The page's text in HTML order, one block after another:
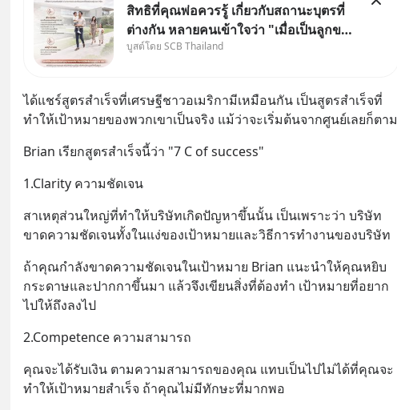
สิทธิที่คุณพ่อควรรู้ เกี่ยวกับสถานะบุตรที่
ต่างกัน หลายคนเข้าใจว่า "เมื่อเป็นลูกของ
พ่อและแม่ ก็ย่อมเป็นบุตรชอบด้วย
บูสต์โดย SCB Thailand
ได้แชร์สูตรสำเร็จที่เศรษฐีชาวอเมริกามีเหมือนกัน เป็นสูตรสำเร็จที่
ทำให้เป้าหมายของพวกเขาเป็นจริง แม้ว่าจะเริ่มต้นจากศูนย์เลยก็ตาม
Brian เรียกสูตรสำเร็จนี้ว่า "7 C of success"
1.Clarity ความชัดเจน
สาเหตุส่วนใหญ่ที่ทำให้บริษัทเกิดปัญหาขึ้นนั้น เป็นเพราะว่า บริษัท
ขาดความชัดเจนทั้งในแง่ของเป้าหมายและวิธีการทำงานของบริษัท
ถ้าคุณกำลังขาดความชัดเจนในเป้าหมาย Brian แนะนำให้คุณหยิบ
กระดาษและปากกาขึ้นมา แล้วจึงเขียนสิ่งที่ต้องทำ เป้าหมายที่อยาก
ไปให้ถึงลงไป
2.Competence ความสามารถ
คุณจะได้รับเงิน ตามความสามารถของคุณ แทบเป็นไปไม่ได้ที่คุณจะ
ทำให้เป้าหมายสำเร็จ ถ้าคุณไม่มีทักษะที่มากพอ